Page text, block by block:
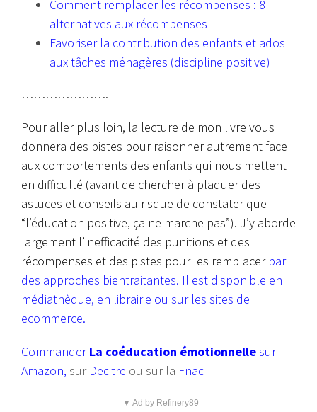
Comment remplacer les récompenses : 8
alternatives aux récompenses
Favoriser la contribution des enfants et ados
aux tâches ménagères (discipline positive)
………………….
Pour aller plus loin, la lecture de mon livre vous
donnera des pistes pour raisonner autrement face
aux comportements des enfants qui nous mettent
en difficulté (avant de chercher à plaquer des
astuces et conseils au risque de constater que
“l’éducation positive, ça ne marche pas”). J’y aborde
largement l’inefficacité des punitions et des
récompenses et des pistes pour les remplacer par
des approches bientraitantes. Il est disponible en
médiathèque, en librairie ou sur les sites de
ecommerce.
CommanderLa coéducation émotionnellesur
Amazon, sur Decitre ou sur la Fnac
▼ Ad by Refinery89